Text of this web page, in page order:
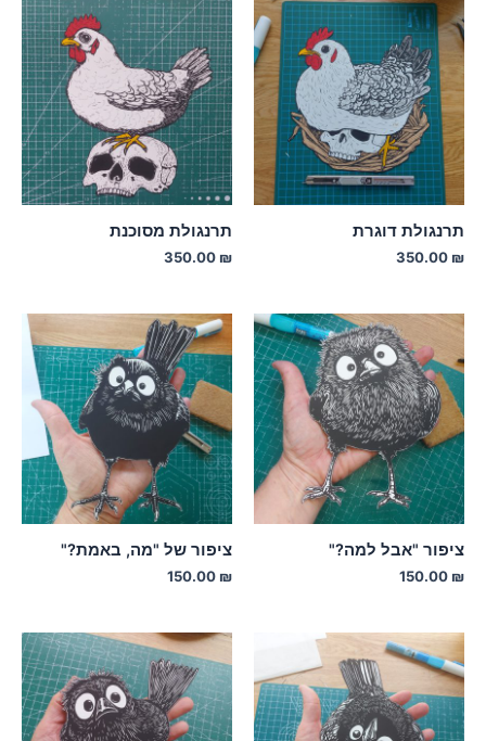
תרנגולת דוגרת
350.00 ₪
תרנגולת מסוכנת
350.00 ₪
ציפור "אבל למה?"
150.00 ₪
ציפור של "מה, באמת?"
150.00 ₪